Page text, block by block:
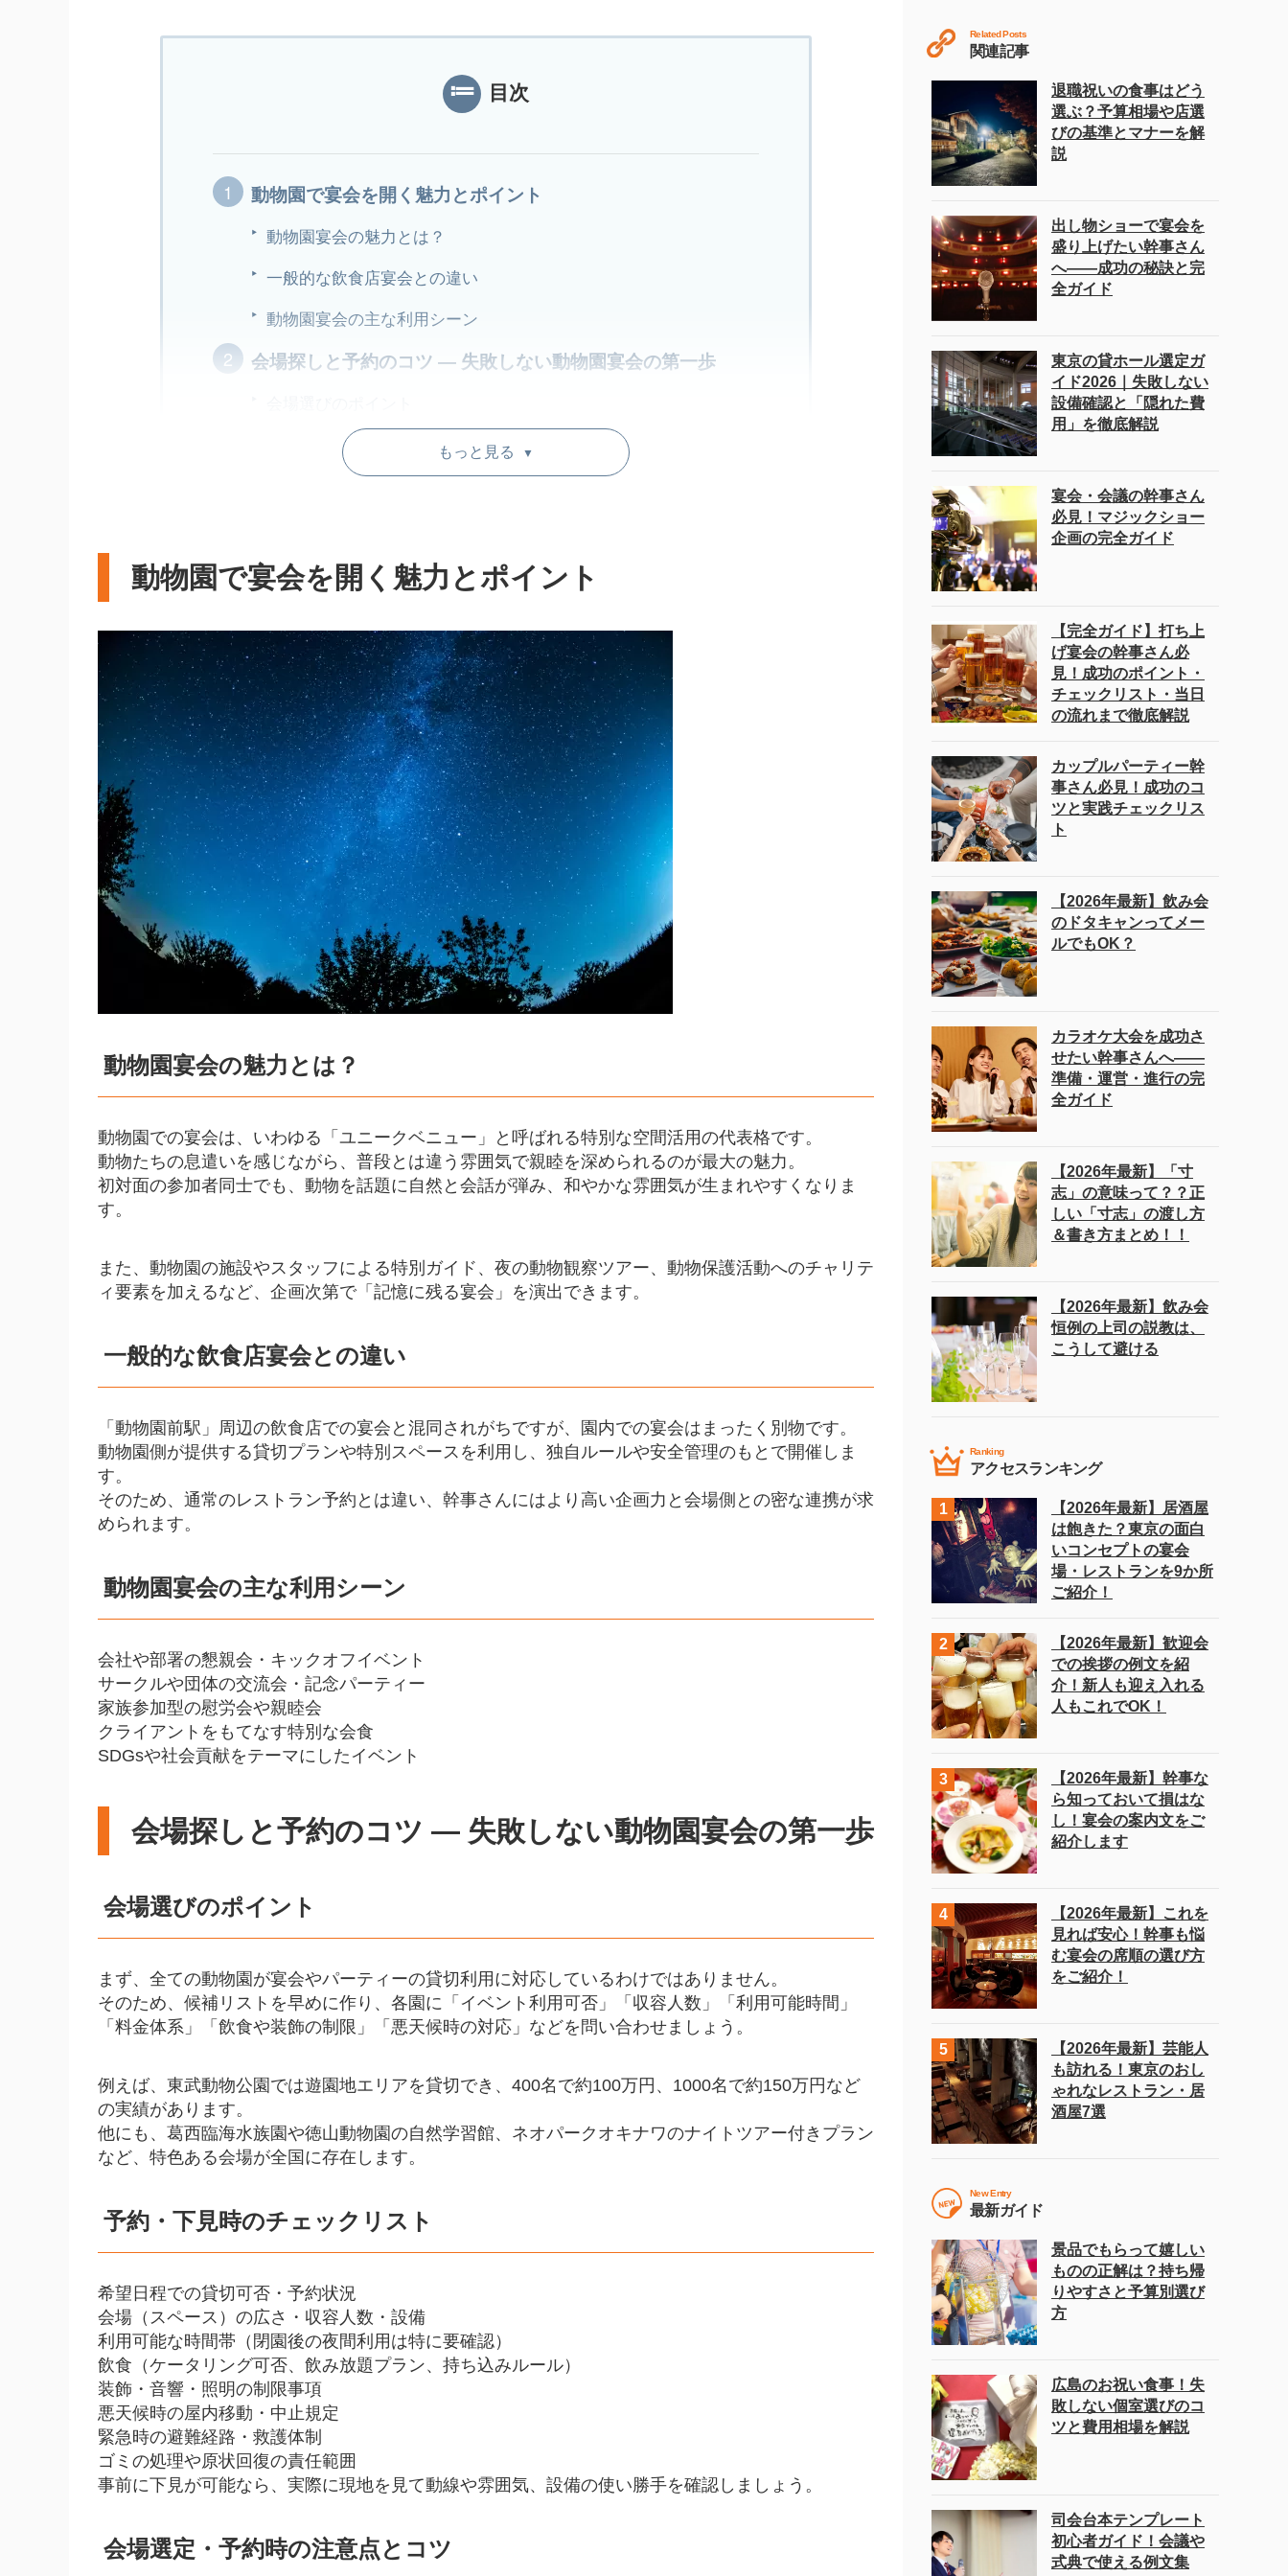
目次
動物園で宴会を開く魅力とポイント
動物園宴会の魅力とは？
一般的な飲食店宴会との違い
動物園宴会の主な利用シーン
会場探しと予約のコツ ― 失敗しない動物園宴会の第一歩
予約・下見時のチェックリスト
準備から当日、終了後まで ― 幹事さんのための進行フロー
開会の挨拶例文
進行のコツ
宴会進行の流れ（例）
動物園宴会ならではの注意点とマナー ― 安全・安心のために
動物福祉を最優先に
夜間・屋外イベントのリスク管理
宴会終了後のマナーとフォロー
動物園宴会を成功させるためのコツ
シンプルなルール＆時間意識を徹底
テーマ性を徹底して世界観を演出
まとめ ― 幹事さんの「挑戦」を全力応援！
もっと見る ▼
動物園で宴会を開く魅力とポイント
動物園宴会の魅力とは？
動物園での宴会は、いわゆる「ユニークベニュー」と呼ばれる特別な空間活用の代表格です。
動物たちの息遣いを感じながら、普段とは違う雰囲気で親睦を深められるのが最大の魅力。
初対面の参加者同士でも、動物を話題に自然と会話が弾み、和やかな雰囲気が生まれやすくなりま
す。
また、動物園の施設やスタッフによる特別ガイド、夜の動物観察ツアー、動物保護活動へのチャリテ
ィ要素を加えるなど、企画次第で「記憶に残る宴会」を演出できます。
一般的な飲食店宴会との違い
「動物園前駅」周辺の飲食店での宴会と混同されがちですが、園内での宴会はまったく別物です。
動物園側が提供する貸切プランや特別スペースを利用し、独自ルールや安全管理のもとで開催しま
す。
そのため、通常のレストラン予約とは違い、幹事さんにはより高い企画力と会場側との密な連携が求
められます。
動物園宴会の主な利用シーン
会社や部署の懇親会・キックオフイベント
サークルや団体の交流会・記念パーティー
家族参加型の慰労会や親睦会
クライアントをもてなす特別な会食
SDGsや社会貢献をテーマにしたイベント
会場探しと予約のコツ ― 失敗しない動物園宴会の第一歩
会場選びのポイント
まず、全ての動物園が宴会やパーティーの貸切利用に対応しているわけではありません。
そのため、候補リストを早めに作り、各園に「イベント利用可否」「収容人数」「利用可能時間」
「料金体系」「飲食や装飾の制限」「悪天候時の対応」などを問い合わせましょう。
例えば、東武動物公園では遊園地エリアを貸切でき、400名で約100万円、1000名で約150万円など
の実績があります。
他にも、葛西臨海水族園や徳山動物園の自然学習館、ネオパークオキナワのナイトツアー付きプラン
など、特色ある会場が全国に存在します。
予約・下見時のチェックリスト
希望日程での貸切可否・予約状況
会場（スペース）の広さ・収容人数・設備
利用可能な時間帯（閉園後の夜間利用は特に要確認）
飲食（ケータリング可否、飲み放題プラン、持ち込みルール）
装飾・音響・照明の制限事項
悪天候時の屋内移動・中止規定
緊急時の避難経路・救護体制
ゴミの処理や原状回復の責任範囲
事前に下見が可能なら、実際に現地を見て動線や雰囲気、設備の使い勝手を確認しましょう。
会場選定・予約時の注意点とコツ
Related Posts
関連記事
退職祝いの食事はどう
選ぶ？予算相場や店選
びの基準とマナーを解
説
出し物ショーで宴会を
盛り上げたい幹事さん
へ――成功の秘訣と完
全ガイド
東京の貸ホール選定ガ
イド2026｜失敗しない
設備確認と「隠れた費
用」を徹底解説
宴会・会議の幹事さん
必見！マジックショー
企画の完全ガイド
【完全ガイド】打ち上
げ宴会の幹事さん必
見！成功のポイント・
チェックリスト・当日
の流れまで徹底解説
カップルパーティー幹
事さん必見！成功のコ
ツと実践チェックリス
ト
【2026年最新】飲み会
のドタキャンってメー
ルでもOK？
カラオケ大会を成功さ
せたい幹事さんへ――
準備・運営・進行の完
全ガイド
【2026年最新】「寸
志」の意味って？？正
しい「寸志」の渡し方
＆書き方まとめ！！
【2026年最新】飲み会
恒例の上司の説教は、
こうして避ける
Ranking
アクセスランキング
【2026年最新】居酒屋
は飽きた？東京の面白
いコンセプトの宴会
場・レストランを9か所
ご紹介！
【2026年最新】歓迎会
での挨拶の例文を紹
介！新人も迎え入れる
人もこれでOK！
【2026年最新】幹事な
ら知っておいて損はな
し！宴会の案内文をご
紹介します
【2026年最新】これを
見れば安心！幹事も悩
む宴会の席順の選び方
をご紹介！
【2026年最新】芸能人
も訪れる！東京のおし
ゃれなレストラン・居
酒屋7選
New Entry
最新ガイド
景品でもらって嬉しい
ものの正解は？持ち帰
りやすさと予算別選び
方
広島のお祝い食事！失
敗しない個室選びのコ
ツと費用相場を解説
司会台本テンプレート
初心者ガイド！会議や
式典で使える例文集